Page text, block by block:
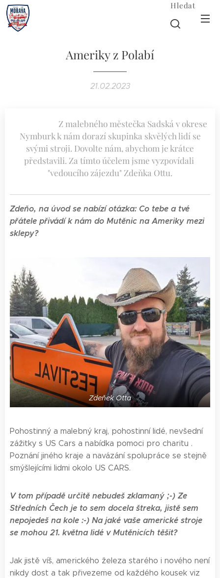
Hledat
Ameriky z Polabí
21.02.2023
Z malebného městečka Sadská v okrese
Nymburk k nám dorazí skupinka skvělých lidí se
svými stroji. Dovolte nám, abychom je krátce
představili. Za tímto účelem jsme vyzpovídali
"vedoucího zájezdu" Zdeňka Ottu.
Zdeňo, na úvod se nabízí otázka: Co tebe a tvé
přátele přivádí k nám do Mutěnic na Ameriky mezi
sklepy?
Zdeňek Otta
Pohostinný a malebný kraj, pohostinní lidé, nevšední
zážitky s US Cars a nabídka pomoci pro charitu .
Poznání jiného kraje a navázání spolupráce se stejně
smýšlejícími lidmi okolo US CARS.
V tom případě určitě nebudeš zklamaný ;-) Ze
Středních Čech je to sem docela štreka, jistě sem
nepojedeš na kole :-) Na jaké vaše americké stroje
se mohou 21. května lidé v Mutěnicích těšit?
Jak jistě víš, amerického železa starého i nového není
nikdy dost a tak přivezeme od každého kousek viz